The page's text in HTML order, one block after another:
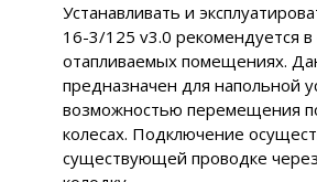
Устанавливать и
16-3/125 v3.0 рекомендуется в
отапливаемых помещениях.
предназначен для напольной
возможностью перемещения
колесах. Подключение
существующей проводке